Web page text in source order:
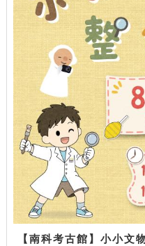
【南科考古館】小小文